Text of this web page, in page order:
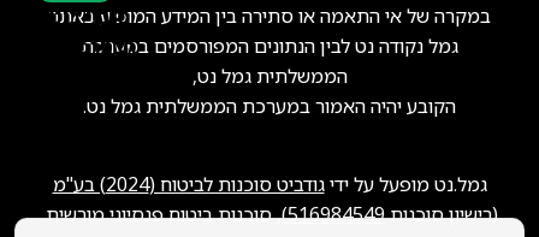
במקרה של אי התאמה או סתירה בין המידע המופיע באתר
גמל נקודה נט לבין הנתונים המפורסמים במערכת
הממשלתית גמל נט,
הקובע יהיה האמור במערכת הממשלתית גמל נט.
גמל.נט מופעל על ידיגודביט סוכנות לביטוח (2024) בע"מ
(רישיון סוכנות516984549), סוכנות ביטוח פנסיוני מורשית.
סוכני ביטוח?
הצטרפו אלינו!